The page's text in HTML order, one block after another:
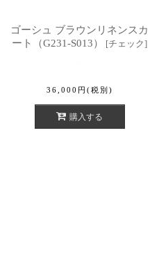
ゴーシュ ブラウンリネンスカ
ート（G231-S013）
[チェック]
36,000 円 (税別)
購入する